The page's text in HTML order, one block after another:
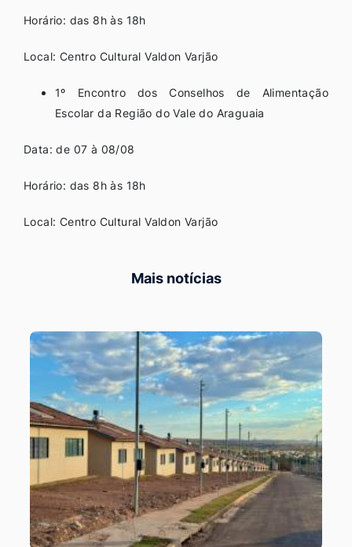
Horário: das 8h às 18h
Local: Centro Cultural Valdon Varjão
1º Encontro dos Conselhos de Alimentação
Escolar da Região do Vale do Araguaia
Data: de 07 à 08/08
Horário: das 8h às 18h
Local: Centro Cultural Valdon Varjão
Mais notícias